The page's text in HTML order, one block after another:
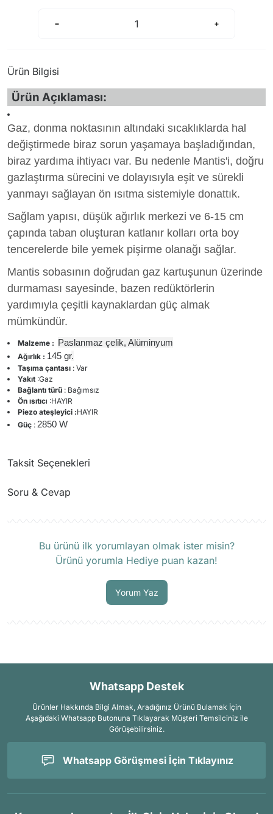
Ürün Bilgisi
Ürün Açıklaması:
Gaz, donma noktasının altındaki sıcaklıklarda hal
değiştirmede biraz sorun yaşamaya başladığından,
biraz yardıma ihtiyacı var. Bu nedenle Mantis'i, doğru
gazlaştırma sürecini ve dolayısıyla eşit ve sürekli
yanmayı sağlayan ön ısıtma sistemiyle donattık.
Sağlam yapısı, düşük ağırlık merkezi ve 6-15 cm
çapında taban oluşturan katlanır kolları orta boy
tencerelerde bile yemek pişirme olanağı sağlar.
Mantis sobasının doğrudan gaz kartuşunun üzerinde
durmaması sayesinde, bazen redüktörlerin
yardımıyla çeşitli kaynaklardan güç almak
mümkündür.
Malzeme : Paslanmaz çelik, Alüminyum
Ağırlık : 145 gr.
Taşıma çantası : Var
Yakıt :Gaz
Bağlantı türü : Bağımsız
Ön ısıtıcı :HAYIR
Piezo ateşleyici :HAYIR
Güç : 2850 W
Taksit Seçenekleri
Soru & Cevap
Bu ürünü ilk yorumlayan olmak ister misin?
Ürünü yorumla Hediye puan kazan!
Yorum Yaz
Whatsapp Destek
Ürünler Hakkında Bilgi Almak, Aradığınız Ürünü Bulamak İçin
Aşağıdaki Whatsapp Butonuna Tıklayarak Müşteri Temsilciniz ile
Görüşebilirsiniz.
Whatsapp Görüşmesi İçin Tıklayınız